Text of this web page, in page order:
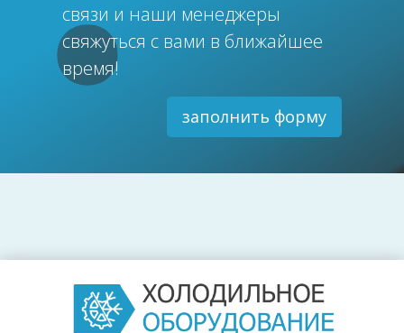
связи и наши менеджеры
свяжуться с вами в ближайшее
время!
заполнить форму